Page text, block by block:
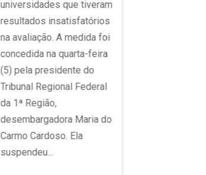
universidades que tiveram
resultados insatisfatórios
na avaliação. A medida foi
concedida na quarta-feira
(5) pela presidente do
Tribunal Regional Federal
da 1ª Região,
desembargadora Maria do
Carmo Cardoso. Ela
suspendeu...